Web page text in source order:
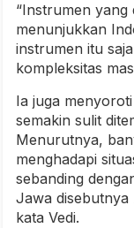
“Instrumen yang
menunjukkan
instrumen itu
kompleksitas
Ia juga
semakin sulit
Menurutnya,
menghadapi
sebanding
Jawa disebutnya
kata Vedi.